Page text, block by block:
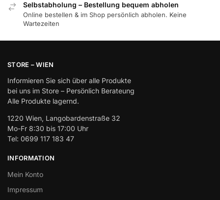
Selbstabholung – Bestellung bequem abholen
Online bestellen & im Shop persönlich abholen. Keine
Wartezeiten
STORE – WIEN
Informieren Sie sich über alle Produkte
bei uns im Store – Persönlich Berateung
Alle Produkte lagernd.
1220 Wien, Langobardenstraße 32
Mo-Fr 8:30 bis 17:00 Uhr
Tel: 0699 117 183 47
INFORMATION
Mein Konto
Impressum